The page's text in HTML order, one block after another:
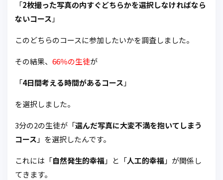
「2枚撮った写真の内すぐどちらかを選択しなければなら
ないコース 」
このどちらのコースに参加したいかを調査しました。
その結果、 66％の生徒が
「4日間考える時間があるコース 」
を選択しました。
3分の2の生徒が「選んだ写真に大変不満を抱いてしまう
コース 」を選択したんです。
これには「自然発生的幸福 」と「人工的幸福 」が関係し
てきます。